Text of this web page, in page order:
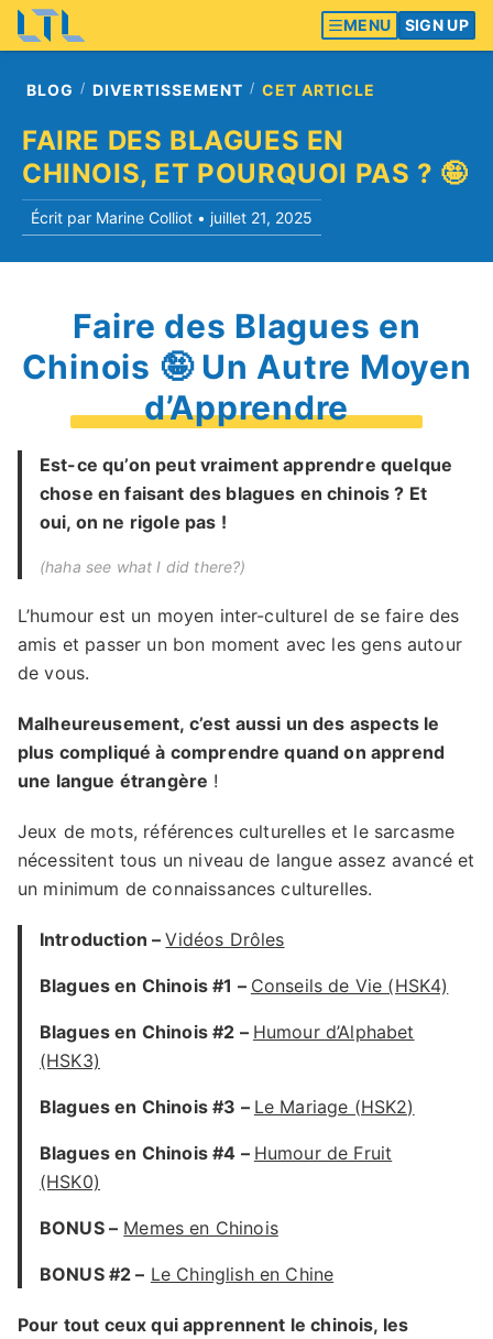
MENU SIGN UP
BLOG DIVERTISSEMENT CET ARTICLE
FAIRE DES BLAGUES EN
CHINOIS, ET POURQUOI PAS ? 🤪
Écrit par Marine Colliot • juillet 21, 2025
Faire des Blagues en
Chinois 🤪 Un Autre Moyen
d’Apprendre
Est-ce qu’on peut vraiment apprendre quelque
chose en faisant des blagues en chinois ? Et
oui, on ne rigole pas !
(haha see what I did there?)
L’humour est un moyen inter-culturel de se faire des
amis et passer un bon moment avec les gens autour
de vous.
Malheureusement, c’est aussi un des aspects le
plus compliqué à comprendre quand on apprend
une langue étrangère !
Jeux de mots, références culturelles et le sarcasme
nécessitent tous un niveau de langue assez avancé et
un minimum de connaissances culturelles.
Introduction –Vidéos Drôles
Blagues en Chinois #1 – Conseils de Vie (HSK4)
Blagues en Chinois #2 – Humour d’Alphabet
(HSK3)
Blagues en Chinois #3 – Le Mariage (HSK2)
Blagues en Chinois #4 – Humour de Fruit
(HSK0)
BONUS – Memes en Chinois
BONUS #2 – Le Chinglish en Chine
Pour tout ceux qui apprennent le chinois, les